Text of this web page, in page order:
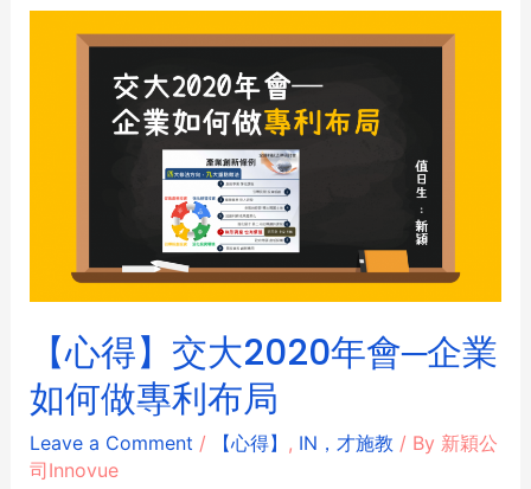
【心得】交大2020年會─企業
如何做專利布局
Leave a Comment / 【心得】 , IN，才施教 / By 新穎公
司Innovue